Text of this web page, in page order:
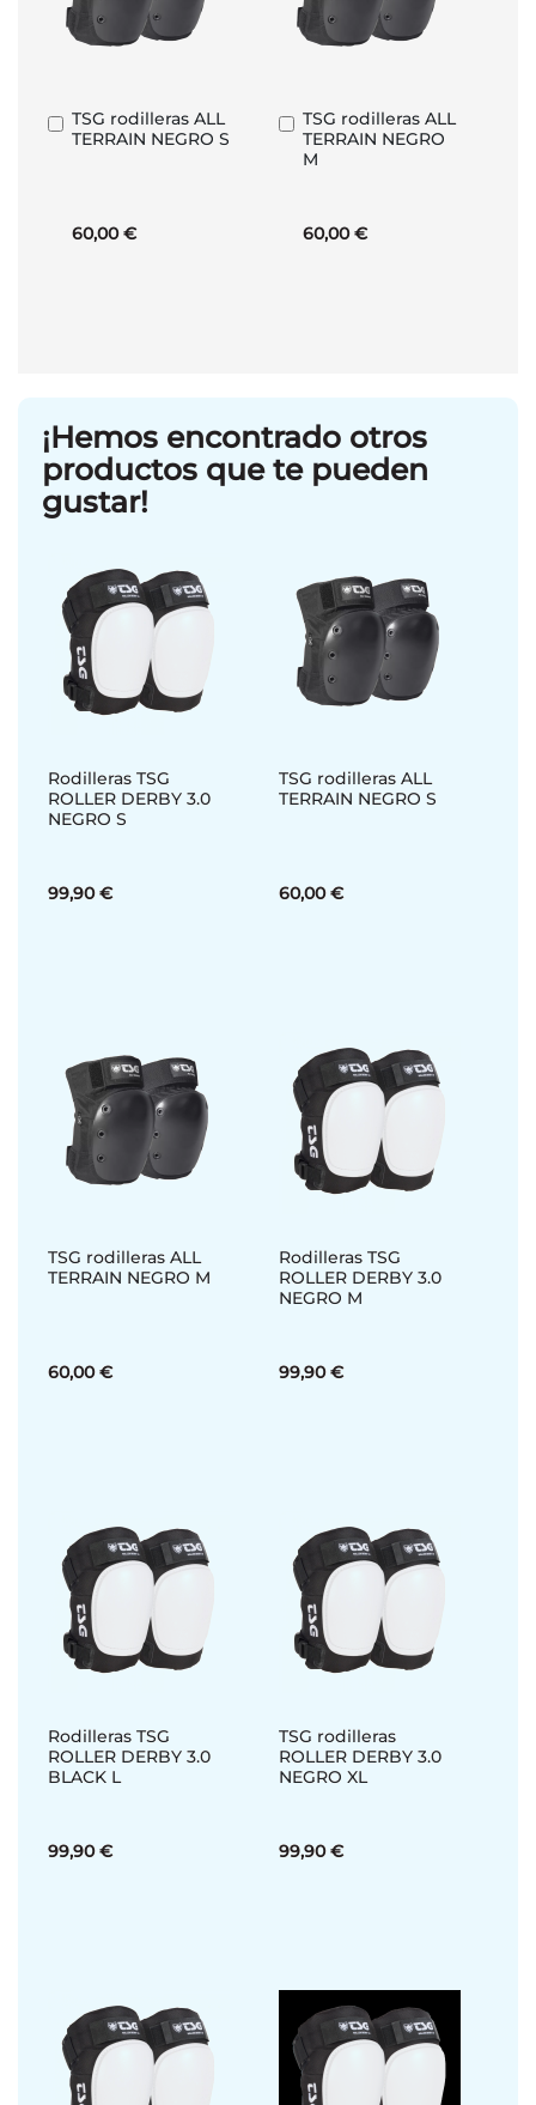
TSG rodilleras ALL
TERRAIN NEGRO S
60,00 €
Añadir
al
TSG rodilleras ALL
TERRAIN NEGRO
M
60,00 €
Añadir
al
carrito
¡Hemos encontrado otros
productos que te pueden
gustar!
Rodilleras TSG
ROLLER DERBY 3.0
NEGRO S
99,90 €
TSG rodilleras ALL
TERRAIN NEGRO S
60,00 €
TSG rodilleras ALL
TERRAIN NEGRO M
60,00 €
Rodilleras TSG
ROLLER DERBY 3.0
NEGRO M
99,90 €
Rodilleras TSG
ROLLER DERBY 3.0
BLACK L
99,90 €
TSG rodilleras
ROLLER DERBY 3.0
NEGRO XL
99,90 €